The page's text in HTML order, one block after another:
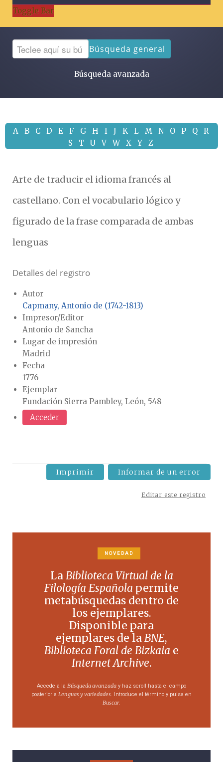
Toggle Bar
Búsqueda general
Búsqueda avanzada
A B C D E F G H I J K L M N O P Q
R
S
T U V W X Y Z
Arte de traducir el idioma francés al
castellano. Con el vocabulario lógico y
figurado de la frase comparada de ambas
lenguas
Detalles del registro
Autor
Capmany, Antonio de (1742-1813)
Impresor/Editor
Antonio de Sancha
Lugar de impresión
Madrid
Fecha
1776
Ejemplar
Fundación Sierra Pambley, León, 548
Acceder
Imprimir Informar de un error
Editar este registro
NOVEDAD
LaBiblioteca Virtual de la
Filología Española permite
metabúsquedas dentro de
los ejemplares.
Disponible para
ejemplares de laBNE,
Biblioteca Foral de Bizkaia e
Internet Archive.
Accede a la Búsqueda avanzada y haz scroll hasta el campo
posterior a Lenguas y variedades . Introduce el término y pulsa en
Buscar.